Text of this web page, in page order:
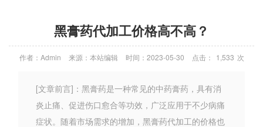
黑膏药代加工价格高不高？
作者：Admin 来源：本站编辑 时间：2023-05-30 点击： 1,533 次
[文章前言]：黑膏药是一种常见的中药膏药，具有消
炎止痛、促进伤口愈合等功效，广泛应用于不少病痛
症状。随着市场需求的增加，黑膏药代加工的价格也